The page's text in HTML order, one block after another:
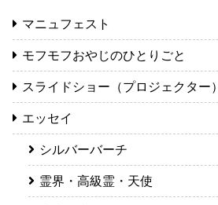
マニュフェスト
モフモフおやじのひとりごと
スライドショー（プロジェクター）
エッセイ
シルバーバーチ
霊界・高級霊・天使